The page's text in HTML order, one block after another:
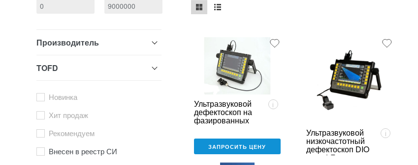
Производитель
TOFD
Новинка
Хит продаж
Рекомендуем
Внесен в реестр СИ
Ультразвуковой
дефектоскоп на
фазированных
решетках-
антеннах
STARMANS DIO
1000 PA
i
ЗАПРОСИТЬ ЦЕНУ
Ультразвуковой
низкочастотный
дефектоскоп DIO
1000 LF
i